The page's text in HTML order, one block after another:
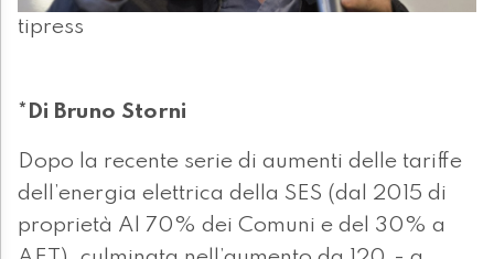
tipress
*Di Bruno Storni
Dopo la recente serie di aumenti delle tariffe
dell’energia elettrica della SES (dal 2015 di
proprietà Al 70% dei Comuni e del 30% a